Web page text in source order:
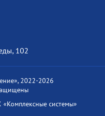
102
2022-2026
«Комплексные системы»